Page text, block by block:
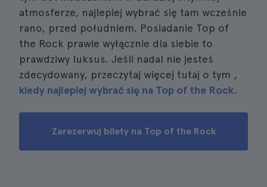
atmosferze, najlepiej wybrać się tam wcześnie
rano, przed południem. Posiadanie Top of
the Rock prawie wyłącznie dla siebie to
prawdziwy luksus. Jeśli nadal nie jesteś
zdecydowany, przeczytaj więcej tutaj o tym ,
kiedy najlepiej wybrać się na Top of the Rock.
Zarezerwuj bilety na Top of the Rock